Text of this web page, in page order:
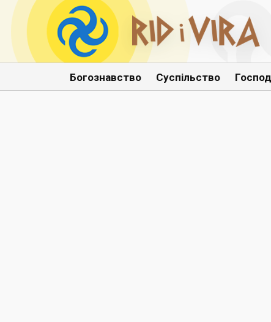
Богознавство Суспільство